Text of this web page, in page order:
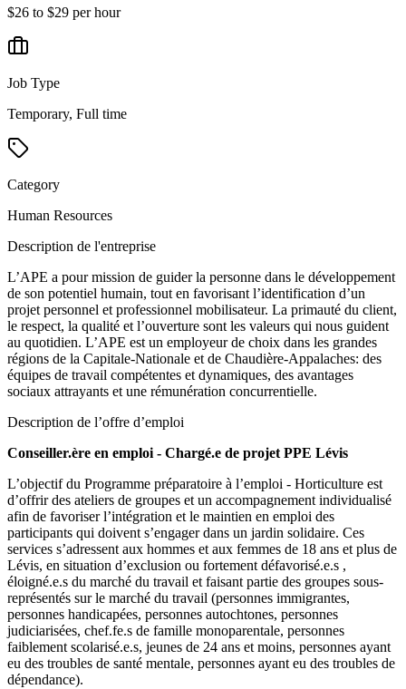
$26 to $29 per hour
Job Type
Temporary, Full time
Category
Human Resources
Description de l'entreprise
L’APE a pour mission de guider la personne dans le développement
de son potentiel humain, tout en favorisant l’identification d’un
projet personnel et professionnel mobilisateur. La primauté du client,
le respect, la qualité et l’ouverture sont les valeurs qui nous guident
au quotidien. L’APE est un employeur de choix dans les grandes
régions de la Capitale-Nationale et de Chaudière-Appalaches: des
équipes de travail compétentes et dynamiques, des avantages
sociaux attrayants et une rémunération concurrentielle.
Description de l’offre d’emploi
Conseiller.ère en emploi - Chargé.e de projet PPE Lévis
L’objectif du Programme préparatoire à l’emploi - Horticulture est
d’offrir des ateliers de groupes et un accompagnement individualisé
afin de favoriser l’intégration et le maintien en emploi des
participants qui doivent s’engager dans un jardin solidaire. Ces
services s’adressent aux hommes et aux femmes de 18 ans et plus de
Lévis, en situation d’exclusion ou fortement défavorisé.e.s ,
éloigné.e.s du marché du travail et faisant partie des groupes sous-
représentés sur le marché du travail (personnes immigrantes,
personnes handicapées, personnes autochtones, personnes
judiciarisées, chef.fe.s de famille monoparentale, personnes
faiblement scolarisé.e.s, jeunes de 24 ans et moins, personnes ayant
eu des troubles de santé mentale, personnes ayant eu des troubles de
dépendance).